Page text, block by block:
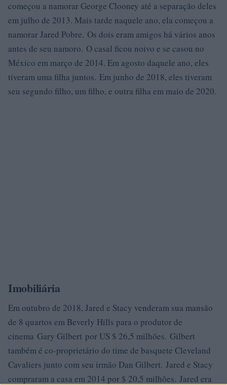
começou a namorar George Clooney até a separação deles
em julho de 2013. Mais tarde naquele ano, ela começou a
namorar Jared Pobre. Os dois eram amigos há vários anos
antes de seu namoro. O casal ficou noivo e se casou no
México em março de 2014. Em agosto daquele ano, eles
tiveram uma filha juntos. Em junho de 2018, eles tiveram
seu segundo filho, um filho, e outra filha em maio de 2020.
Imobiliária
Em outubro de 2018, Jared e Stacy venderam sua mansão
de 8 quartos em Beverly Hills para o produtor de
cinema Gary Gilbert por US $ 26,5 milhões. Gilbert
também é co-proprietário do time de basquete Cleveland
Cavaliers junto com seu irmão Dan Gilbert. Jared e Stacy
compraram a casa em 2014 por $ 20,5 milhões. Jared era